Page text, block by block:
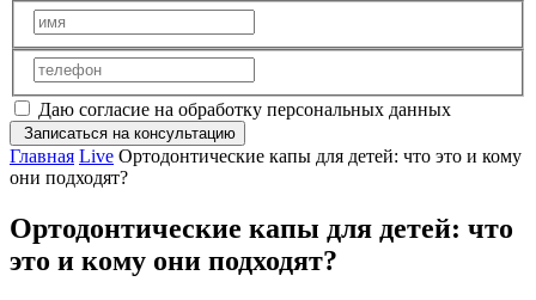
Даю согласие на обработку персональных данных
Записаться на консультацию
Главная Live Ортодонтические капы для детей: что это и кому
они подходят?
Ортодонтические капы для детей: что
это и кому они подходят?